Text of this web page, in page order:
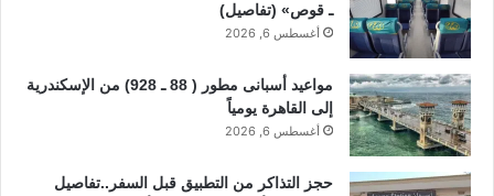
ـ قوص» (تفاصيل)
أغسطس 6, 2026
مواعيد أسبانى مطور ( 88 ـ 928) من الإسكندرية
إلى القاهرة يومياً
أغسطس 6, 2026
حجز التذاكر من التطبيق قبل السفر..تفاصيل